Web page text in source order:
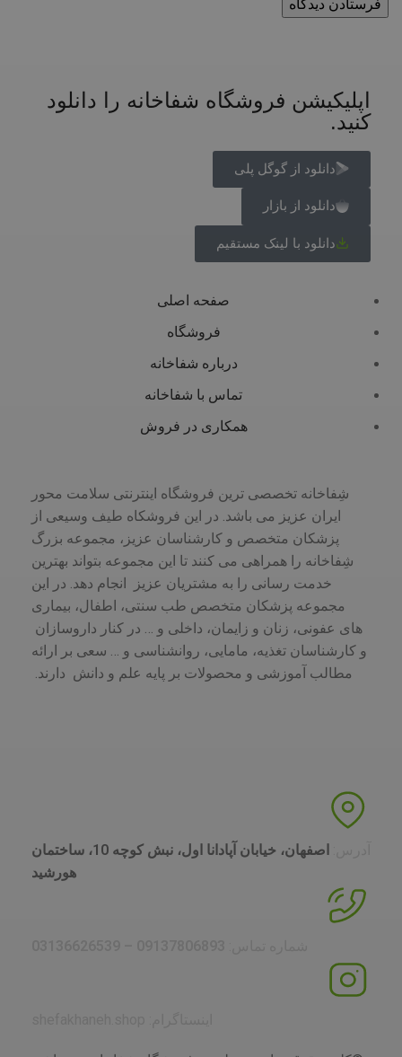
اپلیکیشن فروشگاه شفاخانه را دانلود
کنید.
دانلود از گوگل پلی
دانلود از بازار
دانلود با لینک مستقیم
صفحه اصلی
فروشگاه
درباره شفاخانه
تماس با شفاخانه
همکاری در فروش
شِفاخانه تخصصی ترین فروشگاه اینترنتی سلامت محور
ایران عزیز می باشد. در این فروشکاه طیف وسیعی از
پزشکان متخصص و کارشناسان عزیز، مجموعه بزرگ
شِفاخانه را همراهی می کنند تا این مجموعه بتواند بهترین
خدمت رسانی را به مشتریان عزیز انجام دهد. در این
مجموعه پزشکان متخصص طب سنتی، اطفال، بیماری
های عفونی، زنان و زایمان، داخلی و … در کنار داروسازان
و کارشناسان تغذیه، مامایی، روانشناسی و … سعی بر ارائه
مطالب آموزشی و محصولات بر پایه علم و دانش دارند.
اصفهان، خیابان آپادانا اول، نبش کوچه 10، ساختمان
هورشید